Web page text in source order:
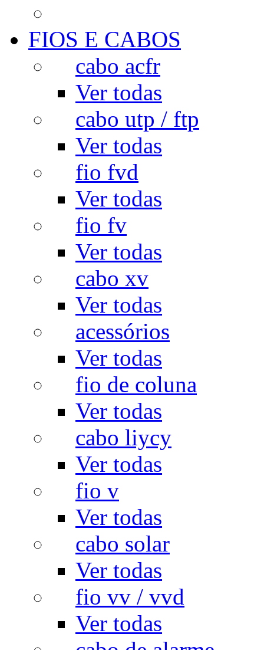
FIOS E CABOS
cabo acfr
Ver todas
cabo utp / ftp
Ver todas
fio fvd
Ver todas
fio fv
Ver todas
cabo xv
Ver todas
acessórios
Ver todas
fio de coluna
Ver todas
cabo liycy
Ver todas
fio v
Ver todas
cabo solar
Ver todas
fio vv / vvd
Ver todas